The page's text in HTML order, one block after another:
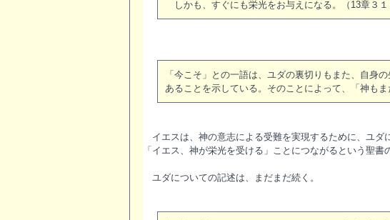
しかも、すぐにも栄光をお与えになる。（13章３１
「今こそ」との一語は、ユダの裏切りもまた、自身
あることを示している。そのことによって、「神も
イエスは、神の意志による受難を実現するために、ユダ
「イエス、神が栄光を受ける」ことにつながるという聖書
ユダについての記述は、まだまだ続く。